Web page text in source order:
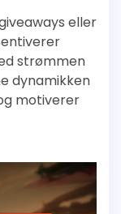
eller
strømmen
dynamikken
motiverer